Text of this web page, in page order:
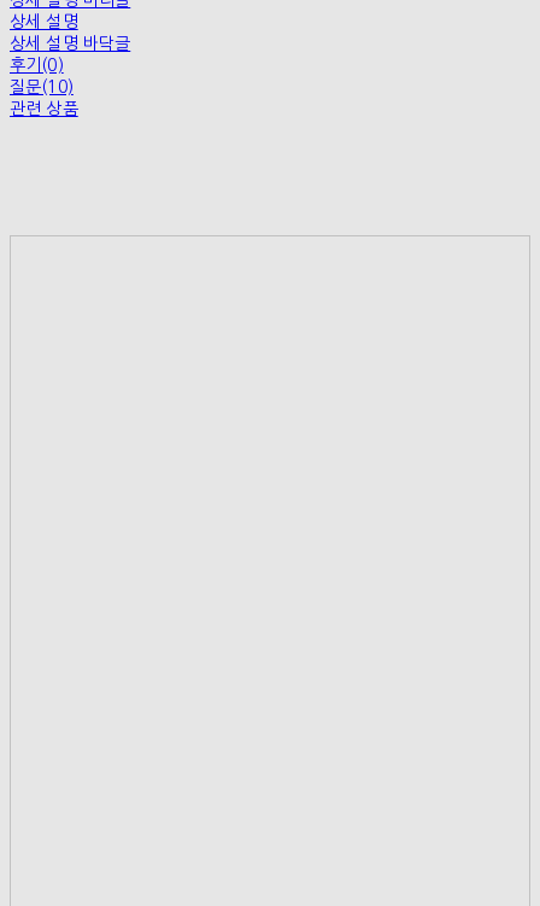
상세 설명
상세 설명 바닥글
후기(0)
질문(10)
관련 상품